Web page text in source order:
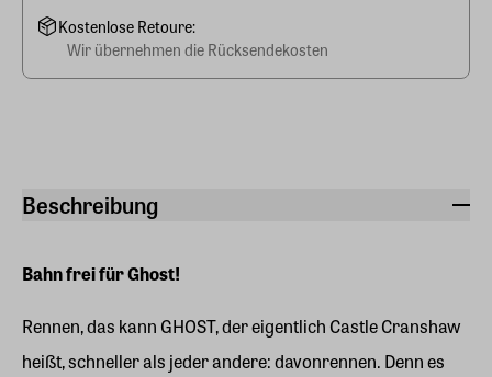
Beschreibung
Bahn frei für Ghost!
Rennen, das kann GHOST, der eigentlich Castle Cranshaw
heißt, schneller als jeder andere: davonrennen. Denn es
Kostenlose Retoure:
Wir übernehmen die Rücksendekosten